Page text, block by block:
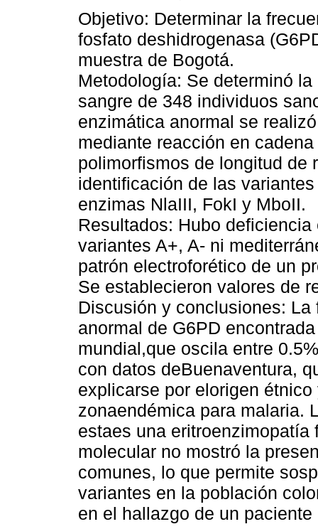
Objetivo: Determinar la
fosfato deshidrogenasa
muestra de Bogotá.
Metodología: Se determinó
sangre de 348 individuos
enzimática anormal se
mediante reacción en
polimorfismos de longitud de
identificación de las
enzimas NlaIII, FokI y MboII.
Resultados: Hubo
variantes A+, A- ni
patrón electroforético de un
Se establecieron valores de
Discusión y conclusiones:
anormal de G6PD
mundial,que oscila entre
con datos deBuenaventura,
explicarse por elorigen
zonaendémica para malaria.
estaes una
molecular no mostró la
comunes, lo que permite
variantes en la población
en el hallazgo de un